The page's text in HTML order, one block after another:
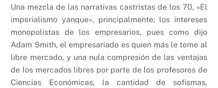
Una mezcla de las narrativas castristas de los 70, «El
imperialismo yanque», principalmente; los intereses
monopolistas de los empresarios, pues como dijo
Adam Smith, el empresariado es quien más le teme al
libre mercado, y una nula compresión de las ventajas
de los mercados libres por parte de los profesores de
Ciencias Económicas, la cantidad de sofismas,